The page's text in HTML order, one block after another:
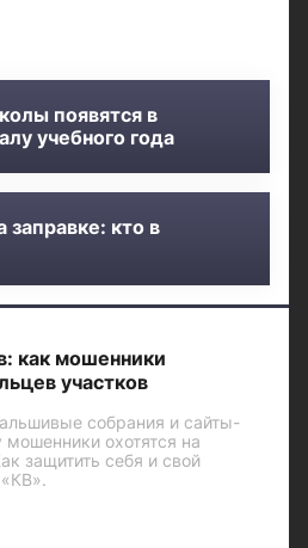
появятся в
учебного года
кто в
как мошенники
участков
собрания и сайты-
охотятся на
защитить себя и свой